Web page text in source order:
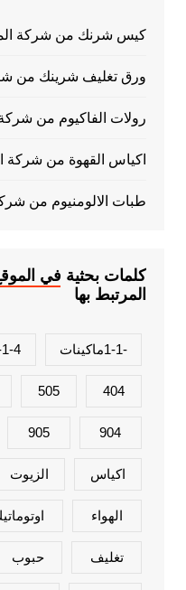
كيس شرنك من شركة
ورق تغليف شرينك من
رولات الفاكيوم من
اكياس القهوة من
طبات الالومنيوم من
كلمات بحثية في
المرتبط بها
-1-1ماكينات 1-4-
404
505
904
905
اكياس الزيوت
الهواء
تغليف حبوب